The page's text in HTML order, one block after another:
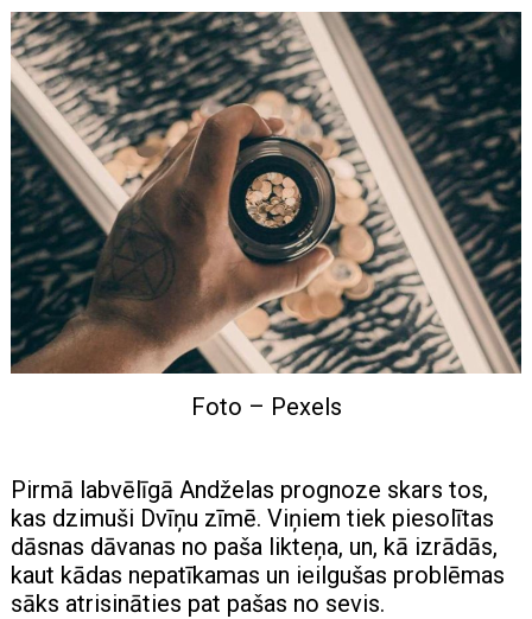
Foto – Pexels
Pirmā labvēlīgā Andželas prognoze skars tos,
kas dzimuši Dvīņu zīmē. Viņiem tiek piesolītas
dāsnas dāvanas no paša likteņa, un, kā izrādās,
kaut kādas nepatīkamas un ieilgušas problēmas
sāks atrisināties pat pašas no sevis.